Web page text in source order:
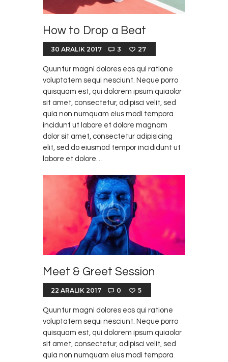
How to Drop a Beat
30 ARALIK 2017 3 27
Quuntur magni dolores eos qui ratione
voluptatem sequi nesciunt. Neque porro
quisquam est, qui dolorem ipsum quiaolor
sit amet, consectetur, adipisci velit, sed
quia non numquam eius modi tempora
incidunt ut labore et dolore magnam
dolor sit amet, consectetur adipisicing
elit, sed do eiusmod tempor incididunt ut
labore et dolore…
Meet & Greet Session
22 ARALIK 2017 0 5
Quuntur magni dolores eos qui ratione
voluptatem sequi nesciunt. Neque porro
quisquam est, qui dolorem ipsum quiaolor
sit amet, consectetur, adipisci velit, sed
quia non numquam eius modi tempora